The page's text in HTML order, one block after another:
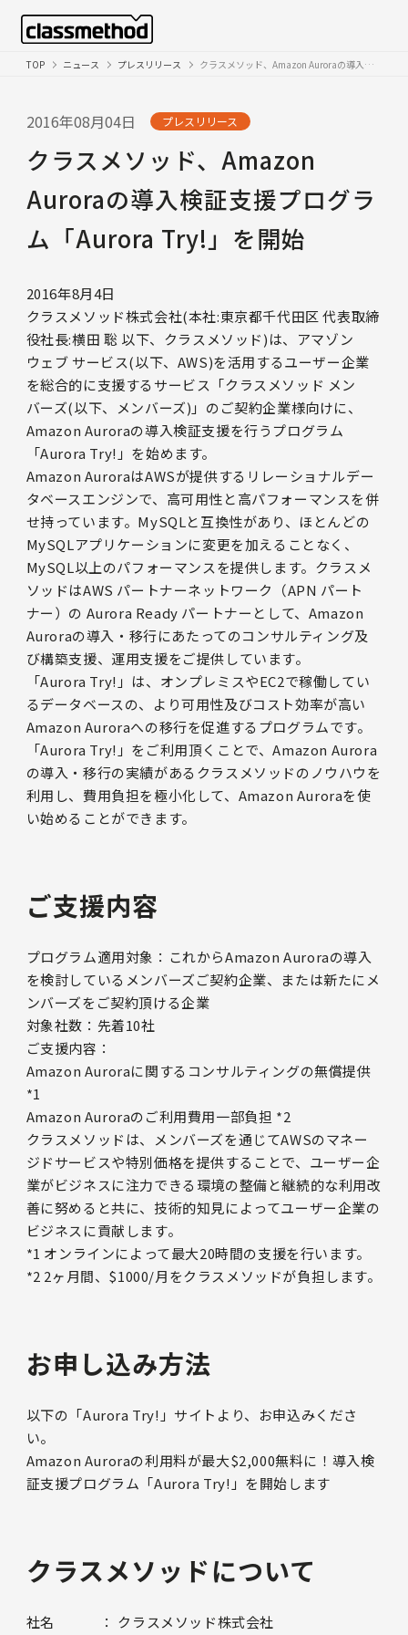
TOP ニュース プレスリリース クラスメソッド、Amazon Auroraの導入検証支援プログラム「Aurora Try!」を開始
2016年08月04日 プレスリリース
クラスメソッド、Amazon
Auroraの導入検証支援プログラ
ム「Aurora Try!」を開始
2016年8月4日
クラスメソッド株式会社(本社:東京都千代田区 代表取締
役社長:横田 聡 以下、クラスメソッド)は、アマゾン
ウェブ サービス(以下、AWS)を活用するユーザー企業
を総合的に支援するサービス「クラスメソッド メン
バーズ(以下、メンバーズ)」のご契約企業様向けに、
Amazon Auroraの導入検証支援を行うプログラム
「Aurora Try!」を始めます。
Amazon AuroraはAWSが提供するリレーショナルデー
タベースエンジンで、高可用性と高パフォーマンスを併
せ持っています。MySQLと互換性があり、ほとんどの
MySQLアプリケーションに変更を加えることなく、
MySQL以上のパフォーマンスを提供します。クラスメ
ソッドはAWS パートナーネットワーク（APN パート
ナー）の Aurora Ready パートナーとして、Amazon
Auroraの導入・移行にあたってのコンサルティング及
び構築支援、運用支援をご提供しています。
「Aurora Try!」は、オンプレミスやEC2で稼働してい
るデータベースの、より可用性及びコスト効率が高い
Amazon Auroraへの移行を促進するプログラムです。
「Aurora Try!」をご利用頂くことで、Amazon Aurora
の導入・移行の実績があるクラスメソッドのノウハウを
利用し、費用負担を極小化して、Amazon Auroraを使
い始めることができます。
ご支援内容
プログラム適用対象：これからAmazon Auroraの導入
を検討しているメンバーズご契約企業、または新たにメ
ンバーズをご契約頂ける企業
対象社数：先着10社
ご支援内容：
Amazon Auroraに関するコンサルティングの無償提供
*1
Amazon Auroraのご利用費用一部負担 *2
クラスメソッドは、メンバーズを通じてAWSのマネー
ジドサービスや特別価格を提供することで、ユーザー企
業がビジネスに注力できる環境の整備と継続的な利用改
善に努めると共に、技術的知見によってユーザー企業の
ビジネスに貢献します。
*1 オンラインによって最大20時間の支援を行います。
*2 2ヶ月間、$1000/月をクラスメソッドが負担します。
お申し込み方法
以下の「Aurora Try!」サイトより、お申込みくださ
い。
Amazon Auroraの利用料が最大$2,000無料に！導入検
証支援プログラム「Aurora Try!」を開始します
クラスメソッドについて
社名 ： クラスメソッド株式会社